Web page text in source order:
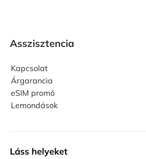
Asszisztencia
Kapcsolat
Árgarancia
eSIM promó
Lemondások
Láss helyeket